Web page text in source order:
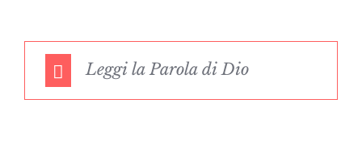
Leggi la Parola di Dio